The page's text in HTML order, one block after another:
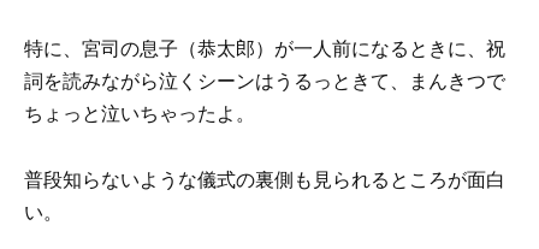
特に、宮司の息子（恭太郎）が一人前になるときに、祝
詞を読みながら泣くシーンはうるっときて、まんきつで
ちょっと泣いちゃったよ。
普段知らないような儀式の裏側も見られるところが面白
い。